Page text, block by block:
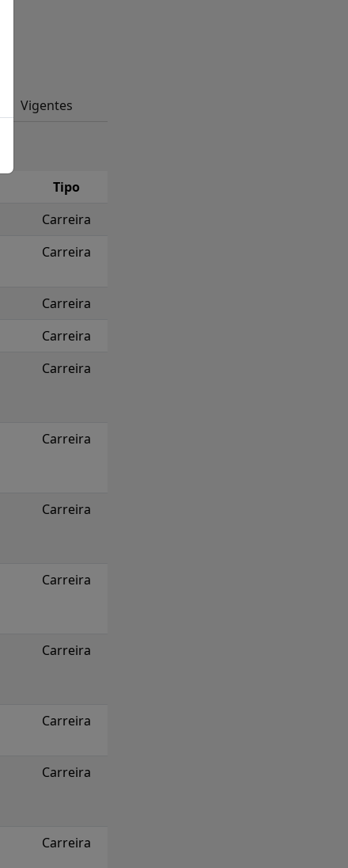
Vigentes
Tipo
Carreira
Carreira
Carreira
Carreira
Carreira
Carreira
Carreira
Carreira
Carreira
Carreira
Carreira
Carreira